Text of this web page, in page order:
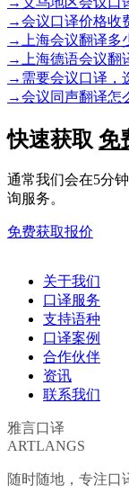
→会议口译价格收
→
上海会议翻译多
→
上海德语会议翻
→ 需要会议口译，
→会议同声翻译怎
快速获取 免
通常我们会在5分
询服务。
免费获取报价
关于我们
口译服务
支持语种
口译案例
合作伙伴
资讯
联系我们
雅言口译
ARTLANGS
随时随地，专注口